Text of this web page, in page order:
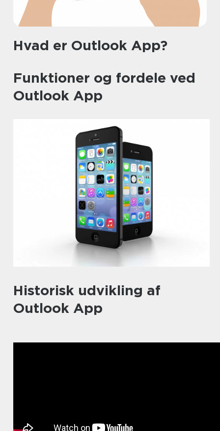
Hvad er Outlook App?
Funktioner og fordele ved
Outlook App
Historisk udvikling af
Outlook App